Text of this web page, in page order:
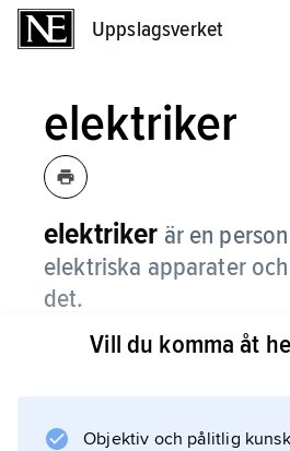
Uppslagsverket
elektriker
elektriker är en
elektriska apparater
det.
Elektriska installationer
utbildad för detta. Det
Vill du komma åt
Objektiv och pålitlig